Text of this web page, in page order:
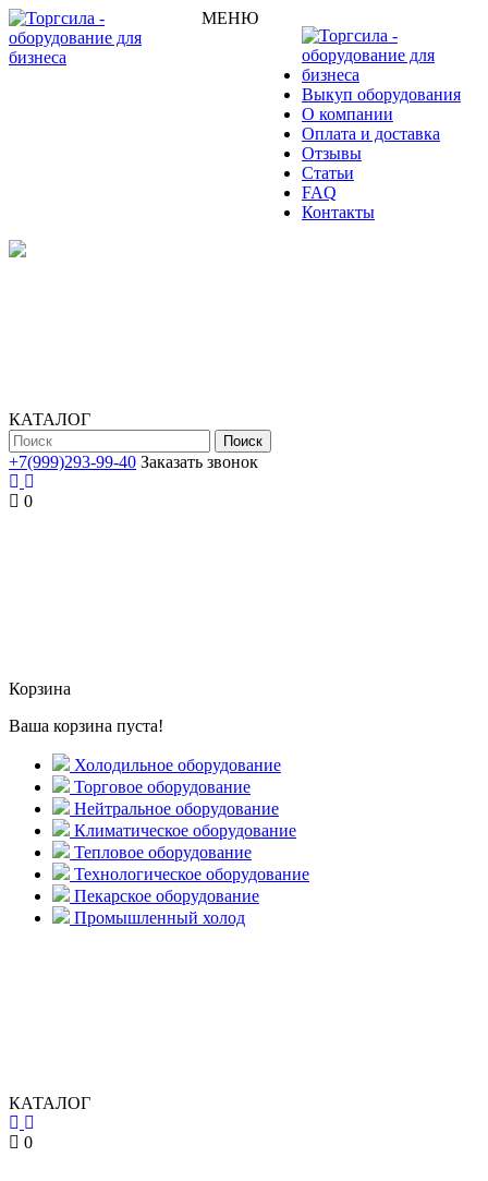
МЕНЮ
Выкуп оборудования
О компании
Оплата и доставка
Отзывы
Статьи
FAQ
Контакты
КАТАЛОГ
Поиск
+7(999)293-99-40 Заказать звонок
0
Корзина
Ваша корзина пуста!
Холодильное оборудование
Торговое оборудование
Нейтральное оборудование
Климатическое оборудование
Тепловое оборудование
Технологическое оборудование
Пекарское оборудование
Промышленный холод
КАТАЛОГ
0